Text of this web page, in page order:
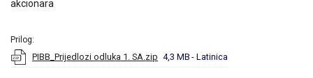
akcionara
Prilog:
PIBB_Prijedlozi odluka 1. SA.zip 4,3 MB - Latinica